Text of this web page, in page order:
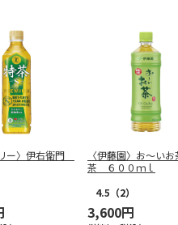
ー〉伊右衛門
〈伊藤園〉お～い
茶 ６００ｍｌ
4.5 （2）
3,600円